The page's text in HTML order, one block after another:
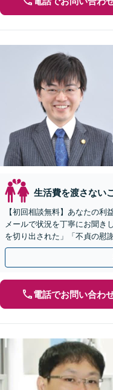
生活費を渡さない
【初回相談無料】あなたの利
メールで状況を丁寧にお聞き
を切り出された」「不貞の慰
【リーズナブルな料金設定】
電話でお問い合わ